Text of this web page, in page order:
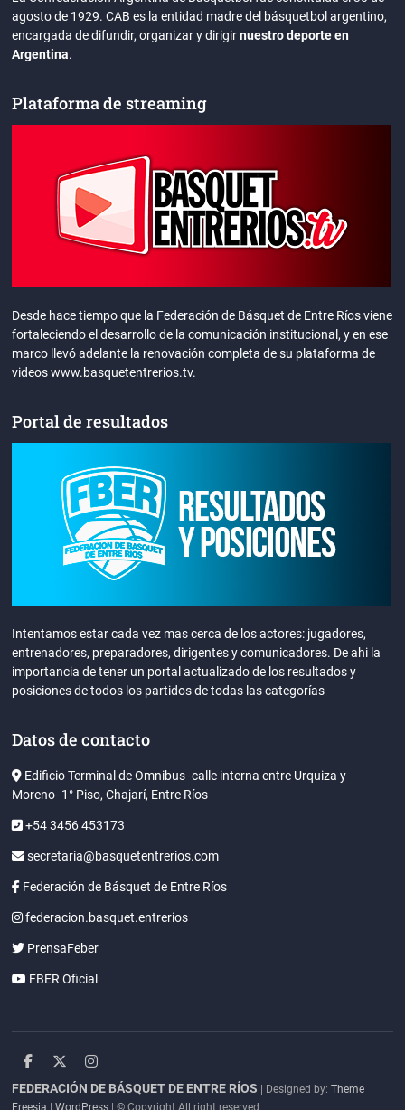
agosto de 1929. CAB es la entidad madre del básquetbol argentino,
encargada de difundir, organizar y dirigirnuestro deporte en
Argentina.
Plataforma de streaming
Desde hace tiempo que la Federación de Básquet de Entre Ríos viene
fortaleciendo el desarrollo de la comunicación institucional, y en ese
marco llevó adelante la renovación completa de su plataforma de
videos www.basquetentrerios.tv.
Portal de resultados
Intentamos estar cada vez mas cerca de los actores: jugadores,
entrenadores, preparadores, dirigentes y comunicadores. De ahi la
importancia de tener un portal actualizado de los resultados y
posiciones de todos los partidos de todas las categorías
Datos de contacto
Edificio Terminal de Omnibus -calle interna entre Urquiza y
Moreno- 1° Piso, Chajarí, Entre Ríos
+54 3456 453173
secretaria@basquetentrerios.com
Federación de Básquet de Entre Ríos
federacion.basquet.entrerios
PrensaFeber
FBER Oficial
facebook
twitterinstagram
FEDERACIÓN DE BÁSQUET DE ENTRE RÍOS | Designed by:Theme
Freesia |WordPress | © Copyright All right reserved